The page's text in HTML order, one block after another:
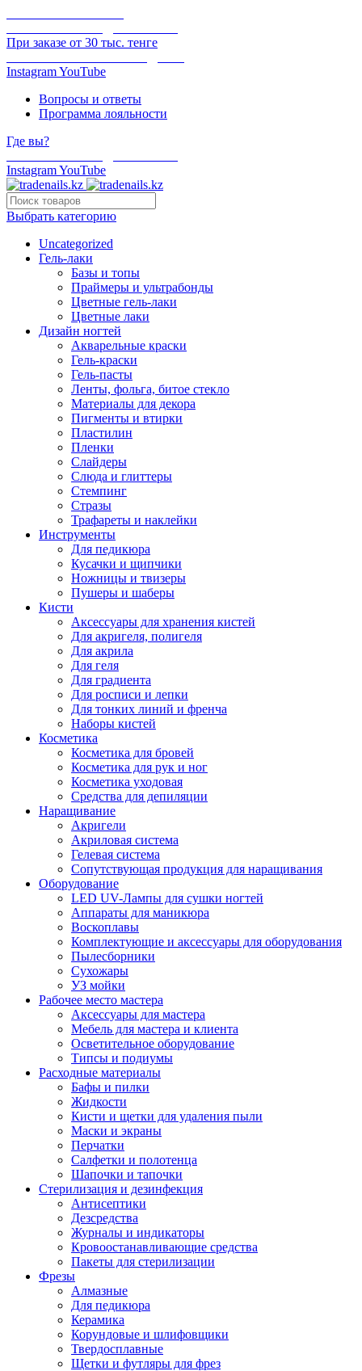
При заказе от 30 тыс. тенге
InstagramYouTube
Вопросы и ответы
Программа лояльности
Где вы?
InstagramYouTube
Выбрать категорию
Uncategorized
Гель-лаки
Базы и топы
Праймеры и ультрабонды
Цветные гель-лаки
Цветные лаки
Дизайн ногтей
Акварельные краски
Гель-краски
Гель-пасты
Ленты, фольга, битое стекло
Материалы для декора
Пигменты и втирки
Пластилин
Пленки
Слайдеры
Слюда и глиттеры
Стемпинг
Стразы
Трафареты и наклейки
Инструменты
Для педикюра
Кусачки и щипчики
Ножницы и твизеры
Пушеры и шаберы
Кисти
Аксессуары для хранения кистей
Для акригеля, полигеля
Для акрила
Для геля
Для градиента
Для росписи и лепки
Для тонких линий и френча
Наборы кистей
Косметика
Косметика для бровей
Косметика для рук и ног
Косметика уходовая
Средства для депиляции
Наращивание
Акригели
Акриловая система
Гелевая система
Сопутствующая продукция для наращивания
Оборудование
LED UV-Лампы для сушки ногтей
Аппараты для маникюра
Воскоплавы
Комплектующие и аксессуары для оборудования
Пылесборники
Сухожары
УЗ мойки
Рабочее место мастера
Аксессуары для мастера
Мебель для мастера и клиента
Осветительное оборудование
Типсы и подиумы
Расходные материалы
Бафы и пилки
Жидкости
Кисти и щетки для удаления пыли
Маски и экраны
Перчатки
Салфетки и полотенца
Шапочки и тапочки
Стерилизация и дезинфекция
Антисептики
Дезсредства
Журналы и индикаторы
Кровоостанавливающие средства
Пакеты для стерилизации
Фрезы
Алмазные
Для педикюра
Керамика
Корундовые и шлифовщики
Твердосплавные
Щетки и футляры для фрез